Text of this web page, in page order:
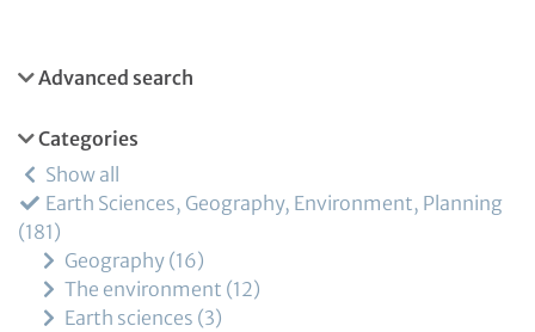
Advanced search
Categories
Show all
Earth Sciences, Geography, Environment, Planning
181
Geography 16
The environment 12
Earth sciences 3